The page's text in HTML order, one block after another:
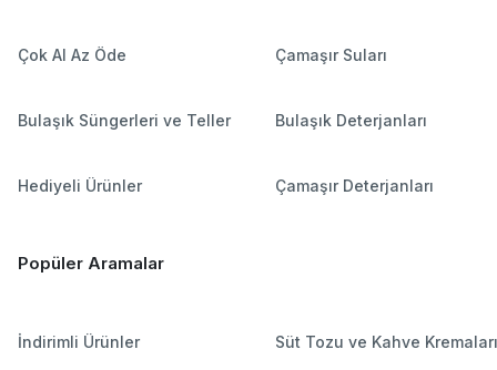
Çok Al Az Öde Çamaşır Suları
Bulaşık Süngerleri ve Teller Bulaşık Deterjanları
Hediyeli Ürünler Çamaşır Deterjanları
Popüler Aramalar
İndirimli Ürünler Süt Tozu ve Kahve Kremaları